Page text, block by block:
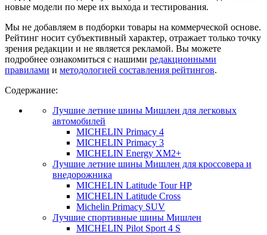
новые модели по мере их выхода и тестирования.
Мы не добавляем в подборки товары на коммерческой основе.
Рейтинг носит субъективный характер, отражает только точку
зрения редакции и не является рекламой. Вы можете
подробнее ознакомиться с нашими редакционными
правилами и методологией составления рейтингов.
Содержание:
Лучшие летние шины Мишлен для легковых
автомобилей
MICHELIN Primacy 4
MICHELIN Primacy 3
MICHELIN Energy XM2+
Лучшие летние шины Мишлен для кроссовера и
внедорожника
MICHELIN Latitude Tour HP
MICHELIN Latitude Cross
Michelin Primacy SUV
Лучшие спортивные шины Мишлен
MICHELIN Pilot Sport 4 S